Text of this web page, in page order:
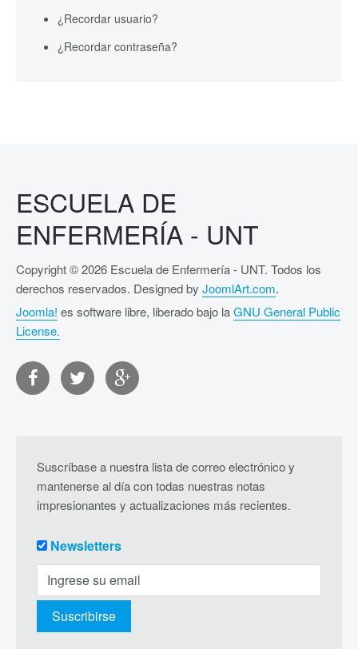
¿Recordar usuario?
¿Recordar contraseña?
ESCUELA DE
ENFERMERÍA - UNT
Copyright © 2026 Escuela de Enfermería - UNT. Todos los
derechos reservados. Designed by JoomlArt.com.
Joomla! es software libre, liberado bajo laGNU General Public
License.
Suscríbase a nuestra lista de correo electrónico y
mantenerse al día con todas nuestras notas
impresionantes y actualizaciones más recientes.
Newsletters